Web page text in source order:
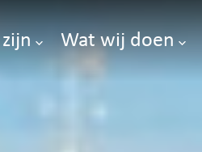
Wat wij doen